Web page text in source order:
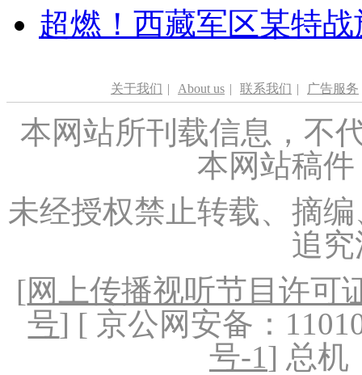
超燃！西藏军区某特
关于我们 | About us | 联系我们 | 广告服务
本网站所刊载信息，不
本网站稿
未经授权禁止转载、摘
追
[网上传播视听节目许可
号] [ 京公网安备：
号-1] 总机